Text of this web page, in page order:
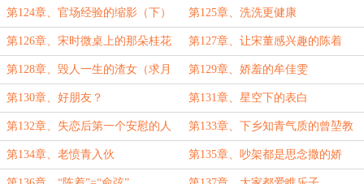
第124章、官场经验的缩影（下） 第125章、洗洗更健康
第126章、宋时微桌上的那朵桂花 第127章、让宋董感兴趣的陈着
第128章、毁人一生的渣女（求月
票）
第129章、娇羞的牟佳雯
第130章、好朋友？ 第131章、星空下的表白
第132章、失恋后第一个安慰的人 第133章、下乡知青气质的曾堃教
授
第134章、老愤青入伙 第135章、吵架都是思念撒的娇